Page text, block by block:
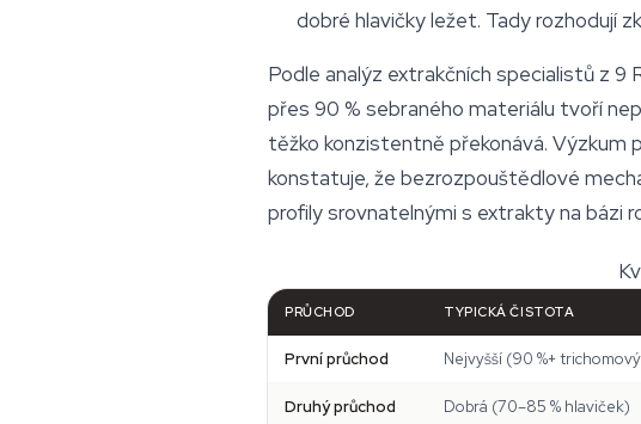
dobré hlavičky ležet. Tady rozhodují
Podle analýz extrakčních specialistů z
přes 90 % sebraného materiálu tvoří
těžko konzistentně překonává. Výzkum
konstatuje, že bezrozpouštědlové
profily srovnatelnými s extrakty na bázi
PRŮCHOD TYPICKÁ ČISTOTA
První průchod Nejvyšší (90 %+
Druhý průchod Dobrá (70–85 % hlaviček)